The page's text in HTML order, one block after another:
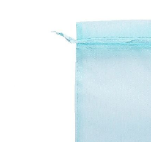
Blauw (12st)
Art. nr. 1103-89BLAUW